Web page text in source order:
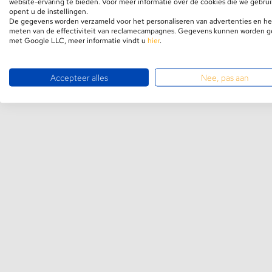
Afdekkap / Cover kiezen
Welke cover heb ik nodig? Deze vraag
van de ledstrip.
Linksboven ziet u de transparante cover.
Rechtsboven ziet u de milky cover.
opent u de instellingen.
De gegevens worden verzameld voor het personaliseren van advertenties en
meten van de effectiviteit van reclamecampagnes. Gegevens kunnen worden
met Google LLC, meer informatie vindt u hier.
Accepteer alles Nee, pas aan